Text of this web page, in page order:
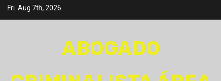
SkipFri. Aug 7th, 2026
ABOGADO